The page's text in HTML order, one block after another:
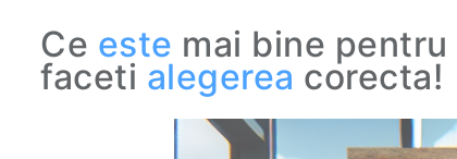
Ce este mai bine pentru
faceti alegerea corecta!